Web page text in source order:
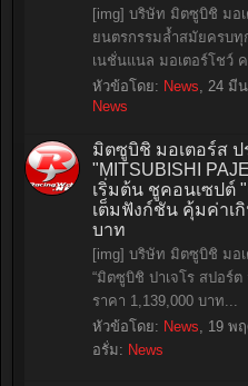
[img] บริษัท มิตซูบิชิ มอ
ยนตรกรรมล้ำสมัยครบทุ
เนชั่นแนล มอเตอร์โชว์
หัวข้อโดย: News, 24 มี
News
มิตซูบิชิ มอเตอร์ส ป
"MITSUBISHI
เริ่มต้น ชูคอนเซปต์
เต็มฟังก์ชัน คุ้มค่าเ
บาท
[img] บริษัท มิตซูบิชิ มอเ
“มิตซูบิชิ ปาเจโร สปอร์ต
ราคา 1,139,000 บาท...
หัวข้อโดย: News, 19 พ
อรั่ม: News